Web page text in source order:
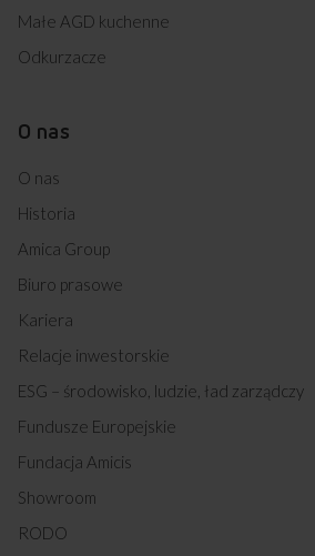
Małe AGD kuchenne
Odkurzacze
O nas
O nas
Historia
Amica Group
Biuro prasowe
Kariera
Relacje inwestorskie
ESG – środowisko, ludzie, ład zarządczy
Fundusze Europejskie
Fundacja Amicis
Showroom
RODO